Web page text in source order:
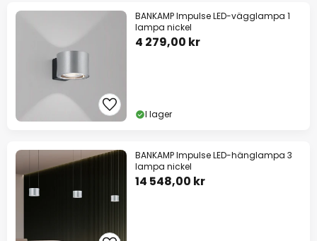
BANKAMP Impulse LED-vägglampa 1
lampa nickel
4 279,00 kr
I lager
BANKAMP Impulse LED-hänglampa 3
lampa nickel
14 548,00 kr